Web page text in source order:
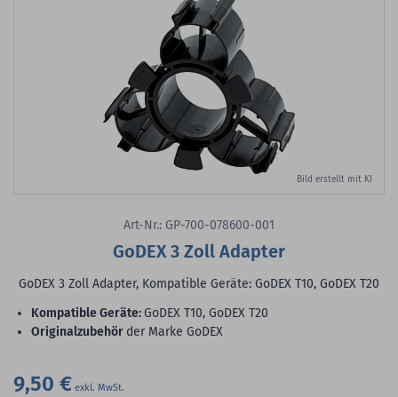
Bild erstellt mit KI
Art-Nr.: GP-700-078600-001
GoDEX 3 Zoll Adapter
GoDEX 3 Zoll Adapter, Kompatible Geräte: GoDEX T10, GoDEX T20
Kompatible Geräte:GoDEX T10, GoDEX T20
Originalzubehör der Marke GoDEX
9,50 €